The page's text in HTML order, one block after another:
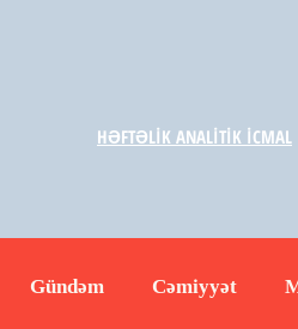
Gündəm Cəmiyyət
HƏFTƏLİK ANALİTİK İCMAL